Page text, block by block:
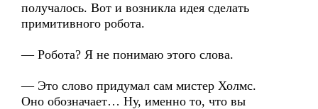
получалось. Вот и возникла идея сделать
примитивного робота.
— Робота? Я не понимаю этого слова.
— Это слово придумал сам мистер Холмс.
Оно обозначает… Ну, именно то, что вы